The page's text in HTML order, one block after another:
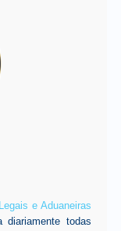
e Aduaneiras
diariamente todas